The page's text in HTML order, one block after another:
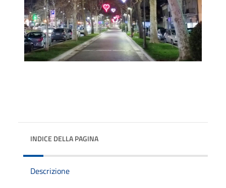
INDICE DELLA PAGINA
Descrizione